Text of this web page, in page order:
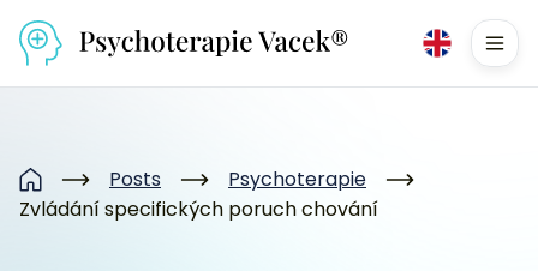
Home Posts
Psychoterapie
Zvládání specifických poruch chování